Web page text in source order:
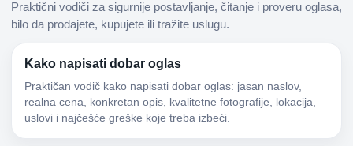
Praktični vodiči za sigurnije postavljanje, čitanje i proveru oglasa,
bilo da prodajete, kupujete ili tražite uslugu.
Kako napisati dobar oglas
Praktičan vodič kako napisati dobar oglas: jasan naslov,
realna cena, konkretan opis, kvalitetne fotografije, lokacija,
uslovi i najčešće greške koje treba izbeći.